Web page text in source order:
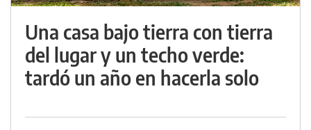
Una casa bajo tierra con tierra
del lugar y un techo verde:
tardó un año en hacerla solo